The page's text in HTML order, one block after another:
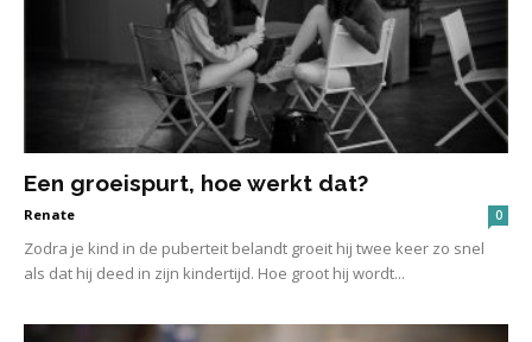
Een groeispurt, hoe werkt dat?
Renate 0
Zodra je kind in de puberteit belandt groeit hij twee keer zo snel
als dat hij deed in zijn kindertijd. Hoe groot hij wordt...